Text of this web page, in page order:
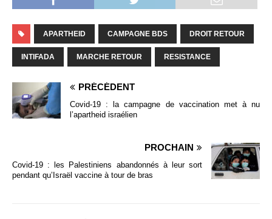
APARTHEID CAMPAGNE BDS DROIT RETOUR
INTIFADA MARCHE RETOUR RESISTANCE
PRÉCÉDENT
Covid-19 : la campagne de vaccination met à nu
l’apartheid israélien
PROCHAIN
Covid-19 : les Palestiniens abandonnés à leur sort
pendant qu’Israël vaccine à tour de bras